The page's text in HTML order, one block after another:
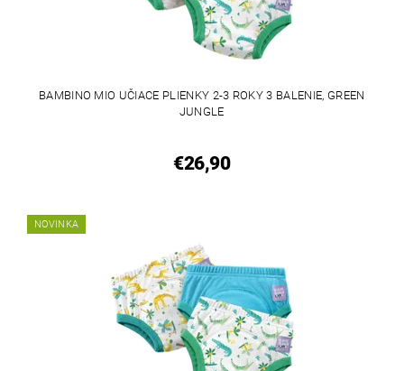
BAMBINO MIO UČIACE PLIENKY 2-3 ROKY 3 BALENIE, GREEN
JUNGLE
€26,90
NOVINKA